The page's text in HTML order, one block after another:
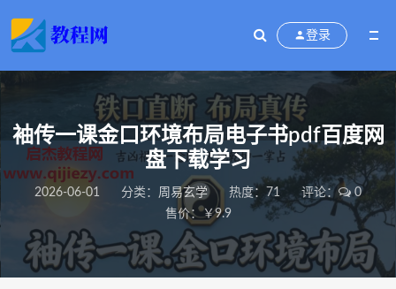
登录
袖传一课金口环境布局电子书pdf百度网
盘下载学习
2026-06-01 分类： 周易玄学 热度：71 评论：
0
售价：￥9.9